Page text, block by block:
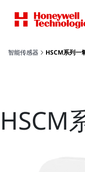
智能传感器 HSCM系列一
HSCM